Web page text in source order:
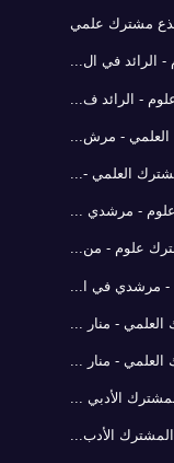
مشترك علمي
في ال...
- الرائد ف...
العلمي - مرش...
العلمي -...
علوم - مرشدي ...
علوم - من...
- مرشدي في ا...
- منار ...
- منار ...
الأدبي ...
الأدب...